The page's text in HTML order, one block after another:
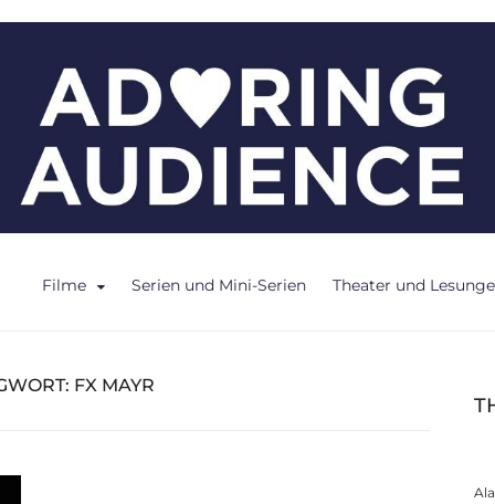
Filme Serien und Mini-Serien Theater und
FX MAYR